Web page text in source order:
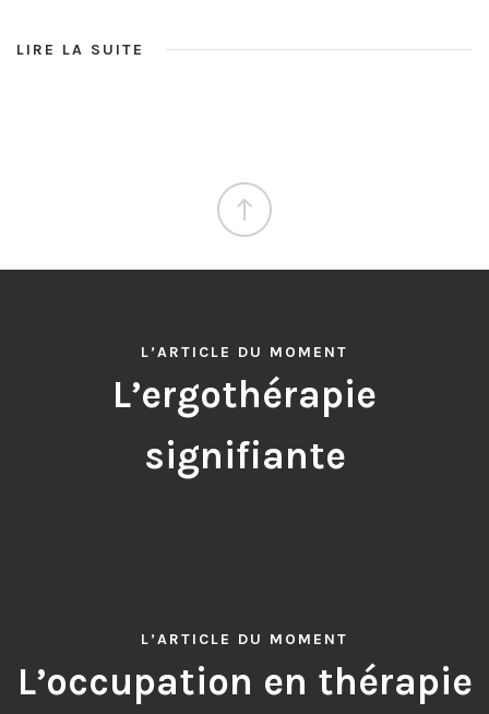
LIRE LA SUITE
L’ARTICLE DU MOMENT
L’ergothérapie
signifiante
L’ARTICLE DU MOMENT
L’occupation en thérapie